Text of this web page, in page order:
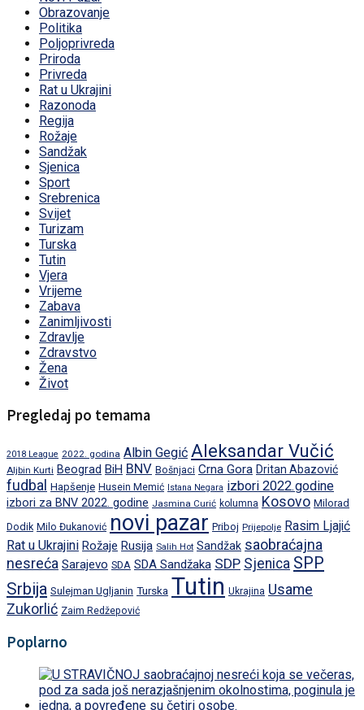
Obrazovanje
Politika
Poljoprivreda
Priroda
Privreda
Rat u Ukrajini
Razonoda
Regija
Rožaje
Sandžak
Sjenica
Sport
Srebrenica
Svijet
Turizam
Turska
Tutin
Vjera
Vrijeme
Zabava
Zanimljivosti
Zdravlje
Zdravstvo
Žena
Život
Pregledaj po temama
2018 League 2022. godina Albin Gegić Aleksandar Vučić
Aljbin Kurti Beograd BiH BNV Bošnjaci Crna Gora Dritan Abazović
fudbal Hapšenje Husein Memić Istana Negara izbori 2022.godine
izbori za BNV 2022. godine Jasmina Curić kolumna Kosovo Milorad
Dodik Milo Đukanović novi pazar Priboj Prijepolje Rasim Ljajić
Rat u Ukrajini Rožaje Rusija Salih Hot Sandžak saobraćajna
nesreća Sarajevo SDA SDA Sandžaka SDP Sjenica SPP
Srbija Sulejman Ugljanin Turska Tutin Ukrajina Usame
Zukorlić Zaim Redžepović
Poplarno